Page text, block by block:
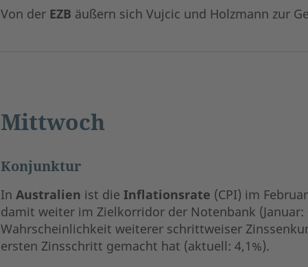
Von der EZB äußern sich Vujcic und Holzmann zur
Mittwoch
Konjunktur
In Australien ist die Inflationsrate (CPI) im
damit weiter im Zielkorridor der Notenbank
Wahrscheinlichkeit weiterer schrittweiser
ersten Zinsschritt gemacht hat (aktuell: 4,1%).